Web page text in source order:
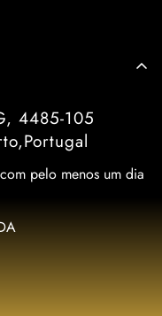
4485-105
pelo menos um dia